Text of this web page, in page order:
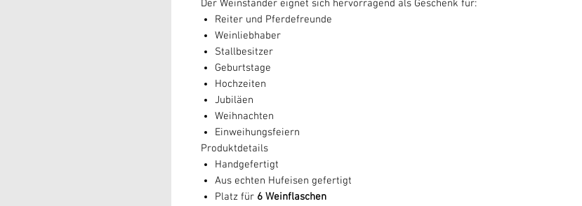
Der Weinständer eignet sich hervorragend als Geschenk für:
Reiter und Pferdefreunde
Weinliebhaber
Stallbesitzer
Geburtstage
Hochzeiten
Jubiläen
Weihnachten
Einweihungsfeiern
Produktdetails
Handgefertigt
Aus echten Hufeisen gefertigt
Platz für 6 Weinflaschen